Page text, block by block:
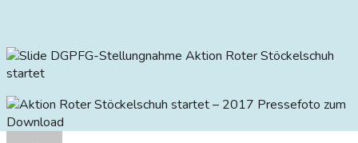
DGPFG-Stellungnahme Aktion Roter Stöckelschuh
startet
Pressefoto zum
Download